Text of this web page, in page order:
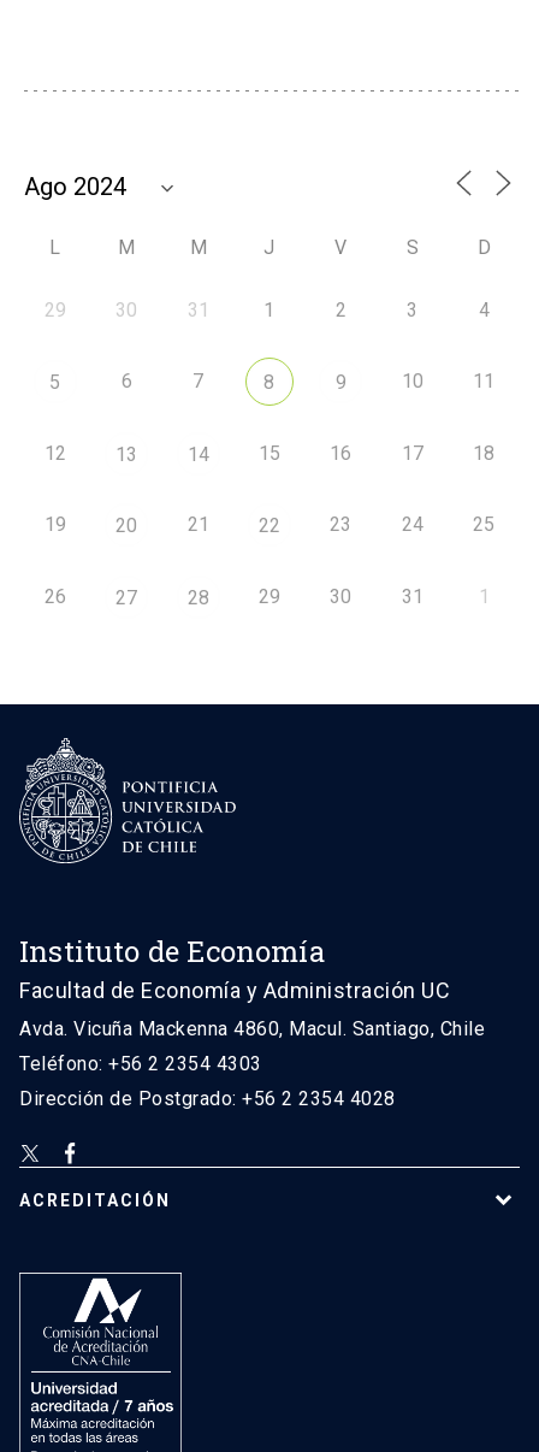
L M M J V S D
29 30 31 1 2 3 4
5 6 7 8 9 10 11
12 13 14 15 16 17 18
19 20 21 22 23 24 25
26 27 28 29 30 31 1
Instituto de Economía
Facultad de Economía y Administración UC
Avda. Vicuña Mackenna 4860, Macul. Santiago, Chile
Teléfono: +56 2 2354 4303
Dirección de Postgrado: +56 2 2354 4028
ACREDITACIÓN